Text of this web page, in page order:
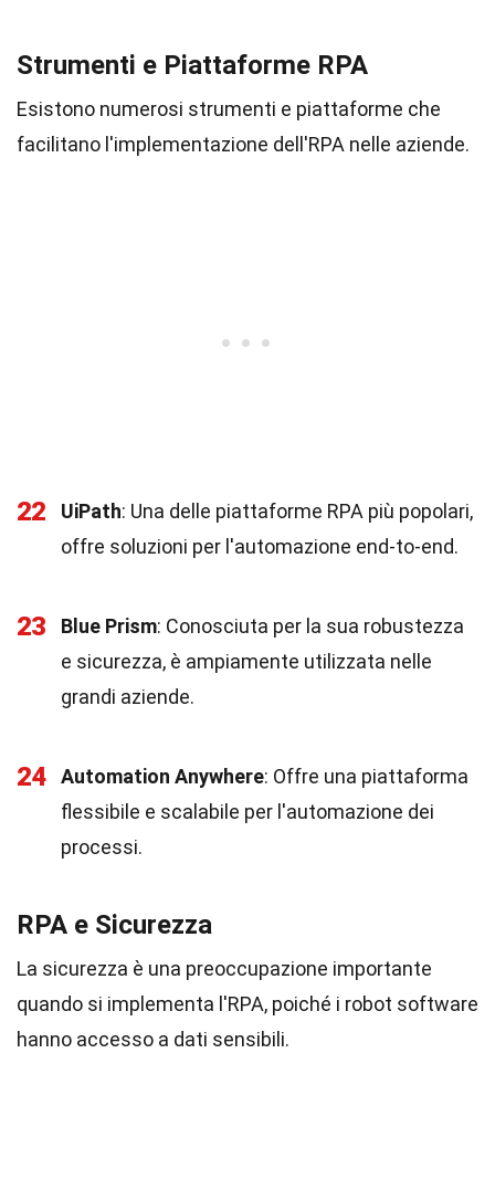
Strumenti e Piattaforme RPA
Esistono numerosi strumenti e piattaforme che
facilitano l'implementazione dell'RPA nelle aziende.
22 UiPath: Una delle piattaforme RPA più popolari,
offre soluzioni per l'automazione end-to-end.
23 Blue Prism: Conosciuta per la sua robustezza
e sicurezza, è ampiamente utilizzata nelle
grandi aziende.
24 Automation Anywhere: Offre una piattaforma
flessibile e scalabile per l'automazione dei
processi.
RPA e Sicurezza
La sicurezza è una preoccupazione importante
quando si implementa l'RPA, poiché i robot software
hanno accesso a dati sensibili.